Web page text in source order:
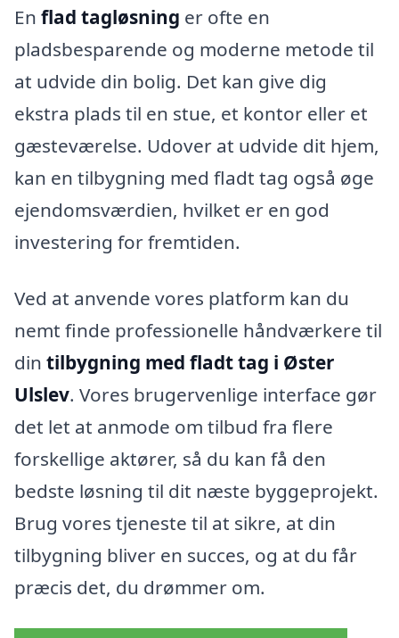
En flad tagløsning er ofte en
pladsbesparende og moderne metode til
at udvide din bolig. Det kan give dig
ekstra plads til en stue, et kontor eller et
gæsteværelse. Udover at udvide dit hjem,
kan en tilbygning med fladt tag også øge
ejendomsværdien, hvilket er en god
investering for fremtiden.
Ved at anvende vores platform kan du
nemt finde professionelle håndværkere til
din tilbygning med fladt tag i Øster
Ulslev. Vores brugervenlige interface gør
det let at anmode om tilbud fra flere
forskellige aktører, så du kan få den
bedste løsning til dit næste byggeprojekt.
Brug vores tjeneste til at sikre, at din
tilbygning bliver en succes, og at du får
præcis det, du drømmer om.